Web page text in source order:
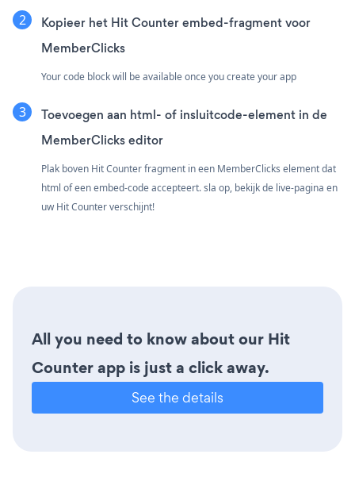
Kopieer het Hit Counter embed-fragment voor
MemberClicks
Your code block will be available once you create your app
Toevoegen aan html- of insluitcode-element in de
MemberClicks editor
Plak boven Hit Counter fragment in een MemberClicks element dat
html of een embed-code accepteert. sla op, bekijk de live-pagina en
uw Hit Counter verschijnt!
All you need to know about our Hit
Counter app is just a click away.
See the details